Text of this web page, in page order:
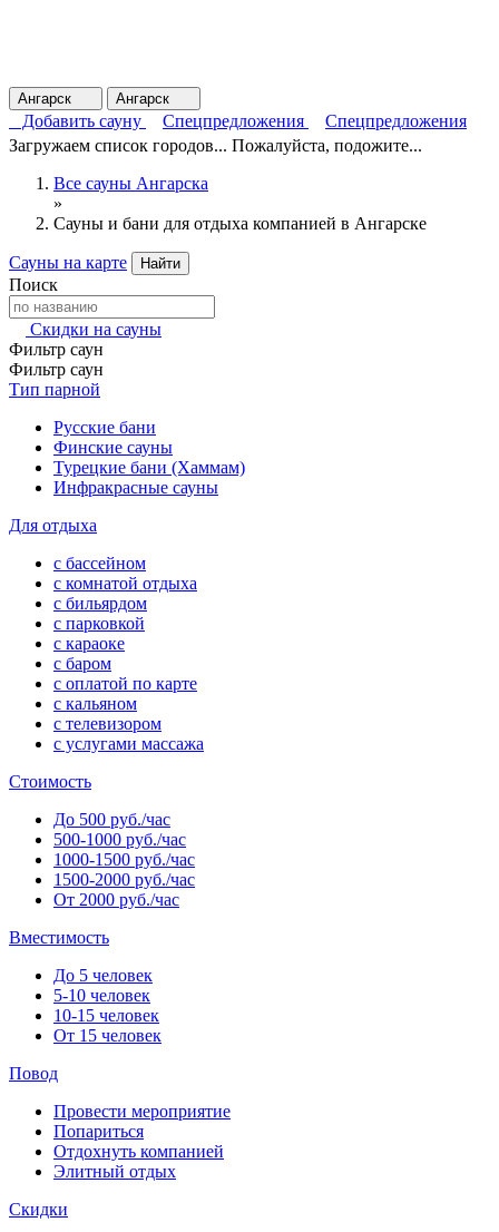
Ангарск Ангарск
Добавить сауну Спецпредложения
Спецпредложения
Загружаем список городов... Пожалуйста, подожите...
Все сауны Ангарска
»
Сауны и бани для отдыха компанией в Ангарске
Сауны на карте Найти
Поиск
Скидки на сауны
Фильтр саун
Фильтр саун
Тип парной
Русские бани
Финские сауны
Турецкие бани (Хаммам)
Инфракрасные сауны
Для отдыха
с бассейном
с комнатой отдыха
с бильярдом
с парковкой
с караоке
с баром
с оплатой по карте
с кальяном
с телевизором
с услугами массажа
Стоимость
До 500 руб./час
500-1000 руб./час
1000-1500 руб./час
1500-2000 руб./час
От 2000 руб./час
Вместимость
До 5 человек
5-10 человек
10-15 человек
От 15 человек
Повод
Провести мероприятие
Попариться
Отдохнуть компанией
Элитный отдых
Скидки